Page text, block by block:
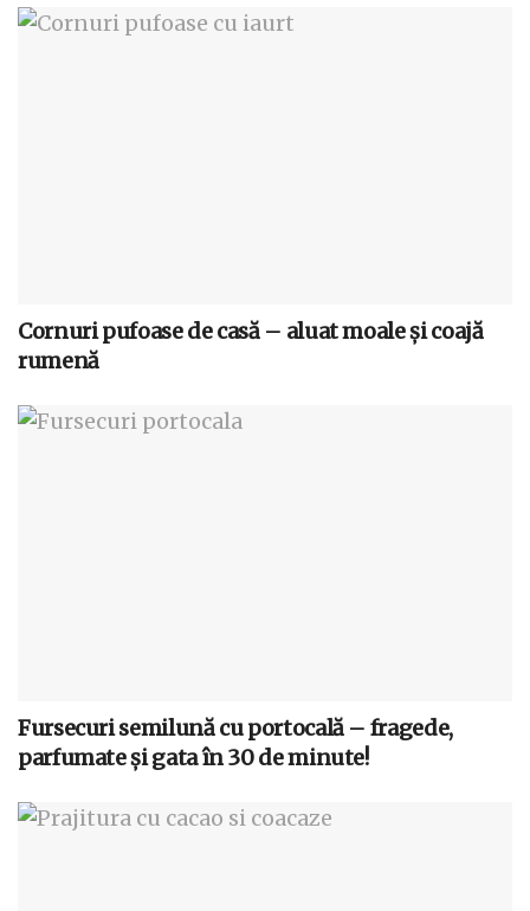
Cornuri pufoase de casă – aluat moale și coajă
rumenă
Fursecuri semilună cu portocală – fragede,
parfumate și gata în 30 de minute!